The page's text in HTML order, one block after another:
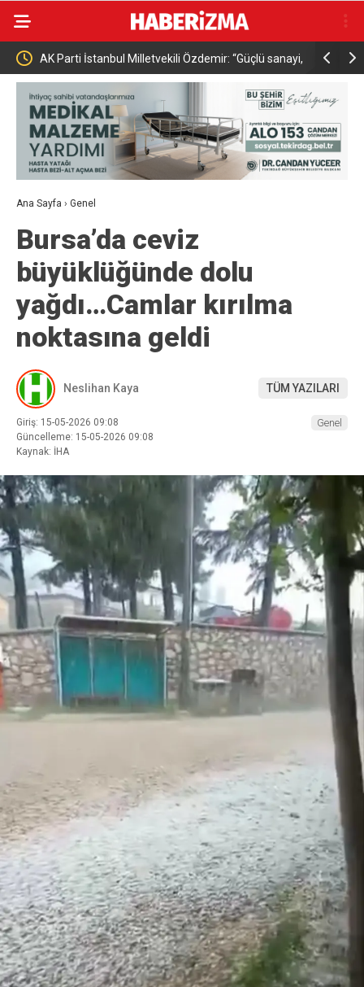
AK Parti İstanbul Milletvekili Özdemir: “Güçlü sanayi,
güçlü Türkiye” kapılarını
Ana Sayfa › Genel
Bursa’da ceviz
büyüklüğünde dolu
yağdı…Camlar kırılma
noktasına geldi
Neslihan Kaya TÜM YAZILARI
Giriş: 15-05-2026 09:08
Güncelleme: 15-05-2026 09:08
Kaynak: İHA
Genel